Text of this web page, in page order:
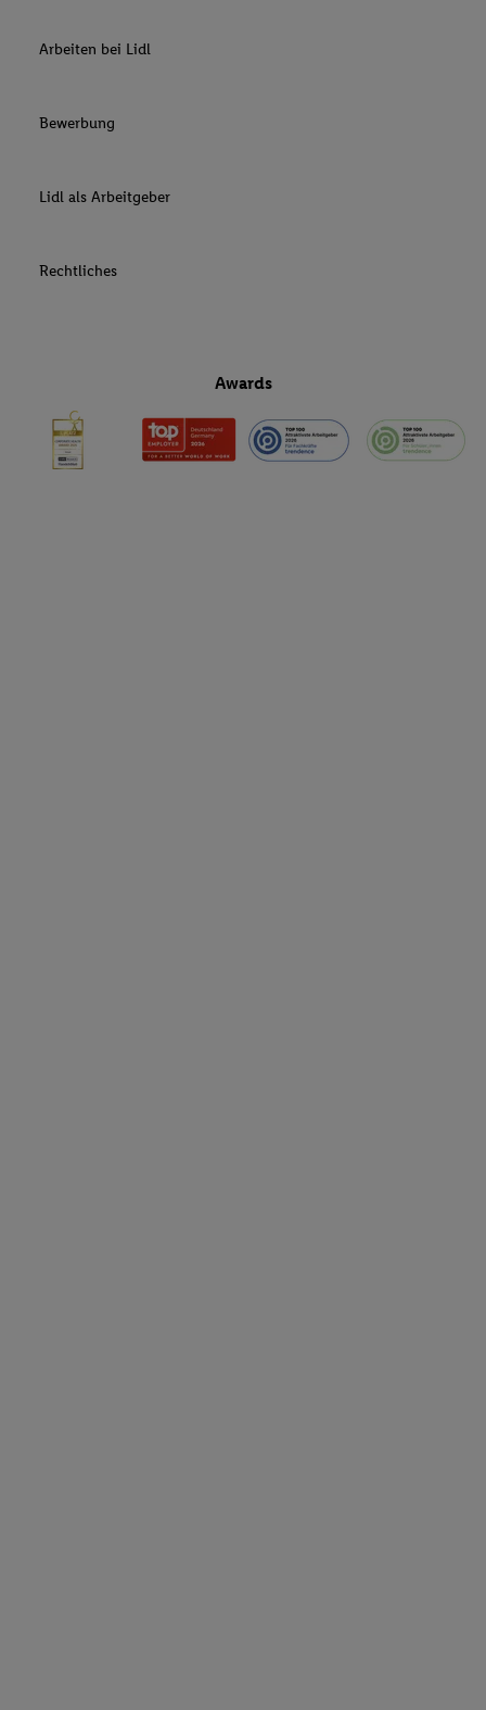
Arbeiten bei Lidl
Bewerbung
Lidl als Arbeitgeber
Rechtliches
Awards